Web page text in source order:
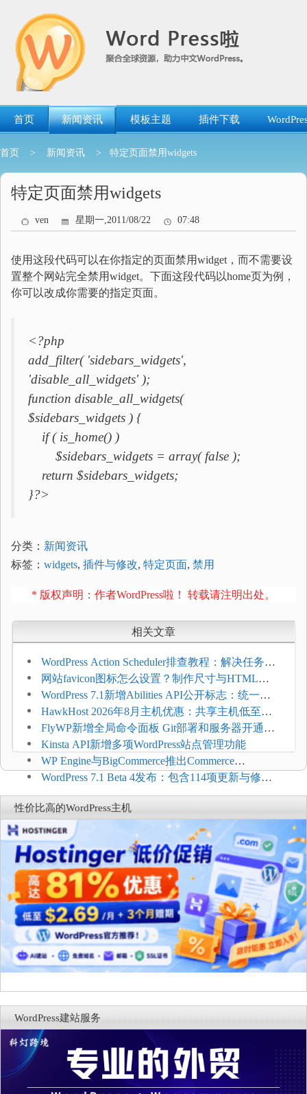
首页 新闻资讯 模板主题 插件下载
首页 > 新闻资讯 > 特定页面禁用widgets
特定页面禁用widgets
ven 星期一,2011/08/22 07:48
使用这段代码可以在你指定的页面禁用widget，而不需要设
置整个网站完全禁用widget。下面这段代码以home页为例，
你可以改成你需要的指定页面。
<?php
add_filter( 'sidebars_widgets',
'disable_all_widgets' );
function disable_all_widgets(
$sidebars_widgets ) {
if ( is_home() )
$sidebars_widgets = array( false );
return $sidebars_widgets;
}?>
分类： 新闻资讯
标签： widgets, 插件与修改, 特定页面, 禁用
* 版权声明：作者WordPress啦！ 转载请注明出处。
相关文章
WordPress Action Scheduler排查教程：解决任务积
压和订单延迟
网站favicon图标怎么设置？制作尺寸与HTML添
加方法
WordPress 7.1新增Abilities API公开标志：统一支
持REST API、MCP与AI代理
HawkHost 2026年8月主机优惠：共享主机低至
$2.61/月，高性能主机同步折扣
FlyWP新增全局命令面板 Git部署和服务器开通更
方便
Kinsta API新增多项WordPress站点管理功能
WP Engine与BigCommerce推出Commerce
Connect：WordPress商店可保留前台体验并扩展电
商能力
WordPress 7.1 Beta 4发布：包含114项更新与修
复，仅建议在测试环境体验
性价比高的WordPress主机
WordPress建站服务